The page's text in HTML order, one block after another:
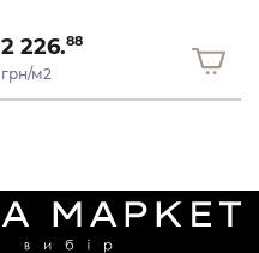
2 226.88
грн/м2